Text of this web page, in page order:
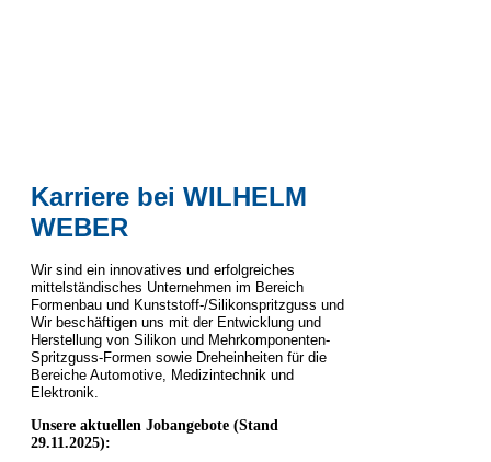
Karriere bei WILHELM
WEBER
Wir sind ein innovatives und erfolgreiches
mittelständisches Unternehmen im Bereich
Formenbau und Kunststoff-/Silikonspritzguss und
Wir beschäftigen uns mit der Entwicklung und
Herstellung von Silikon und Mehrkomponenten-
Spritzguss-Formen sowie Dreheinheiten für die
Bereiche Automotive, Medizintechnik und
Elektronik.
Unsere aktuellen Jobangebote (Stand
29.11.2025):